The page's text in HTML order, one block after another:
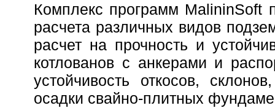
Комплекс программ MalininSoft
расчета различных видов
расчет на прочность и
котлованов с анкерами и
устойчивость откосов,
осадки свайно-плитных